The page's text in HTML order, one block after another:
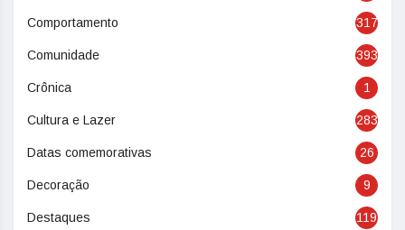
Comportamento 317
Comunidade 393
Crônica 1
Cultura e Lazer 283
Datas comemorativas 26
Decoração 9
Destaques 119